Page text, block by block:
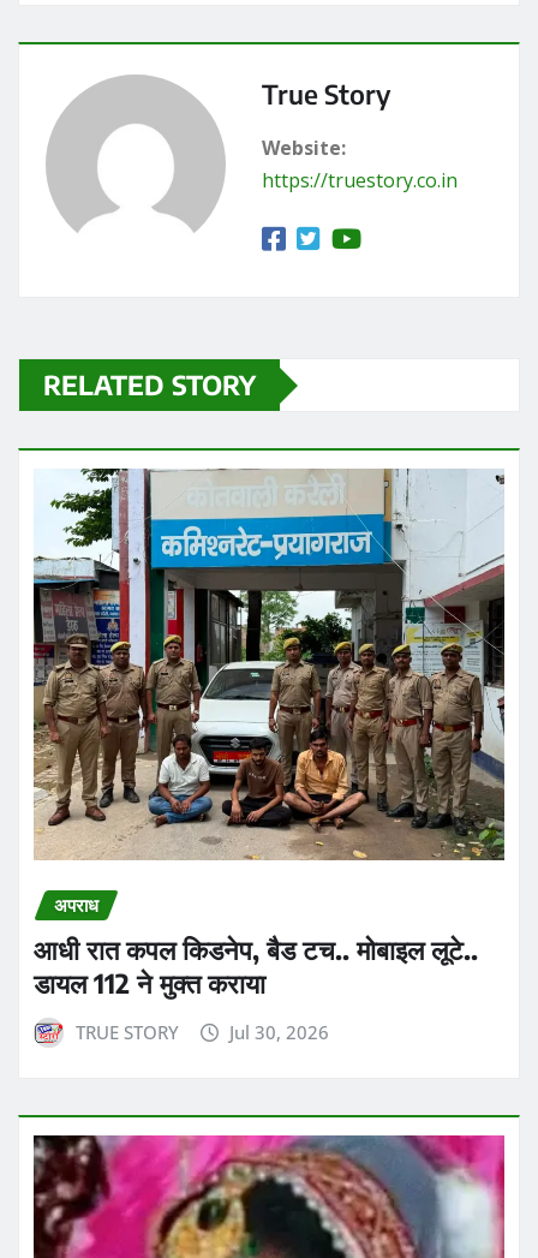
True Story
Website:
https://truestory.co.in
RELATED STORY
अपराध
आधी रात कपल किडनेप, बैड टच.. मोबाइल लूटे..
डायल 112 ने मुक्त कराया
TRUE STORY Jul 30, 2026